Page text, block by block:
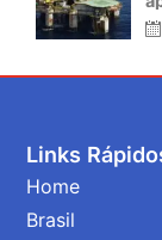
Links
Home
Brasil